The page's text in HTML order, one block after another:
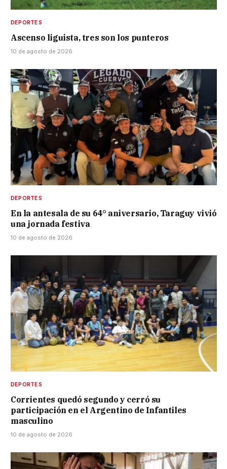
DEPORTES
Ascenso liguista, tres son los punteros
10 de agosto de 2026
DEPORTES
En la antesala de su 64° aniversario, Taraguy vivió
una jornada festiva
10 de agosto de 2026
DEPORTES
Corrientes quedó segundo y cerró su
participación en el Argentino de Infantiles
masculino
10 de agosto de 2026